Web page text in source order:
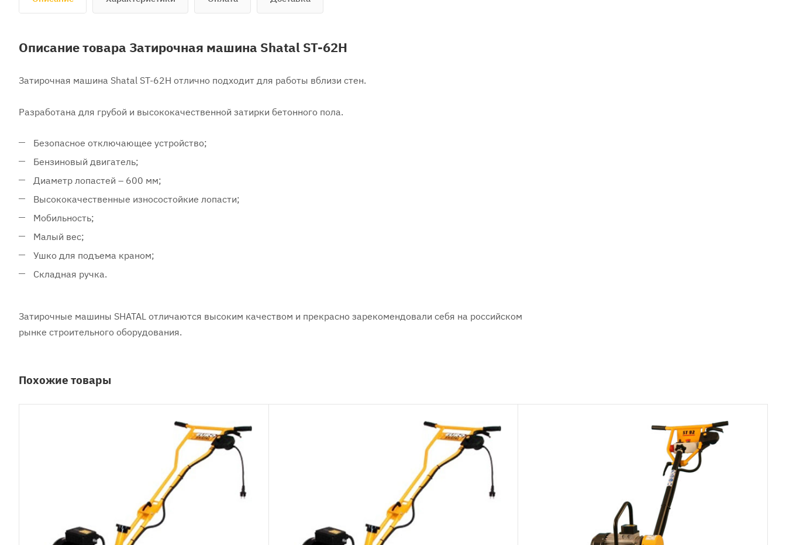
Описание товара Затирочная машина Shatal ST-62H
Затирочная машина Shatal ST-62H отлично подходит для работы вблизи стен.
Разработана для грубой и высококачественной затирки бетонного пола.
Безопасное отключающее устройство;
Бензиновый двигатель;
Диаметр лопастей – 600 мм;
Высококачественные износостойкие лопасти;
Мобильность;
Малый вес;
Ушко для подъема краном;
Складная ручка.
Затирочные машины SHATAL отличаются высоким качеством и прекрасно зарекомендовали себя на российском
рынке строительного оборудования.
Похожие товары